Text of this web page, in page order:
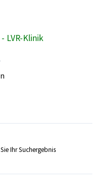
LVR-Klinik
Ihr Suchergebnis